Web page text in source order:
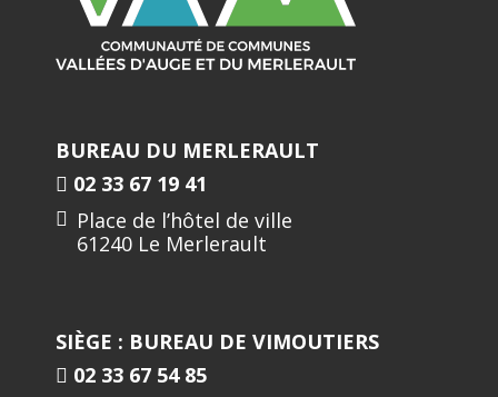
BUREAU DU MERLERAULT
02 33 67 19 41
Place de l’hôtel de ville
61240 Le Merlerault
SIÈGE : BUREAU DE VIMOUTIERS
02 33 67 54 85